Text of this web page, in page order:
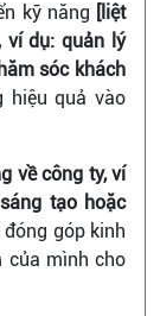
kỹ năng [liệt
ví dụ: quản lý
sóc khách
hiệu quả vào
về công ty, ví
tạo hoặc
góp kinh
của mình cho